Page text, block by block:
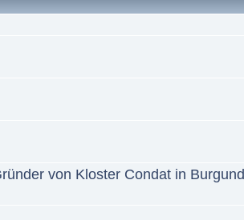
von Kloster Condat in Burgund